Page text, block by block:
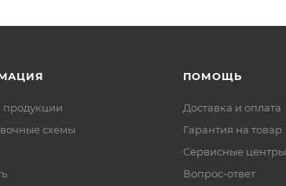
продукции
схемы
ПОМОЩЬ
Доставка и оплата
Гарантия на товар
Сервисные центры
Вопрос-ответ